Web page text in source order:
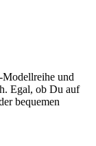
Modellreihe und
Egal, ob Du auf
bequemen